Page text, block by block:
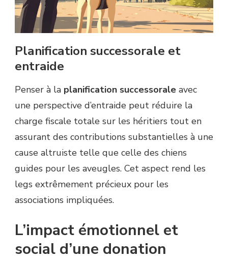
Planification successorale et
entraide
Penser à la planification successorale avec
une perspective d’entraide peut réduire la
charge fiscale totale sur les héritiers tout en
assurant des contributions substantielles à une
cause altruiste telle que celle des chiens
guides pour les aveugles. Cet aspect rend les
legs extrêmement précieux pour les
associations impliquées.
L’impact émotionnel et
social d’une donation